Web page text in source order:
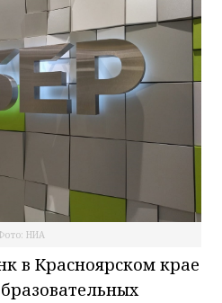
НИА
в Красноярском крае